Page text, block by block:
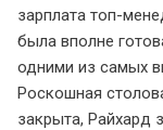
зарплата топ-
была вполне
одними из самых
Роскошная
закрыта, Райхард